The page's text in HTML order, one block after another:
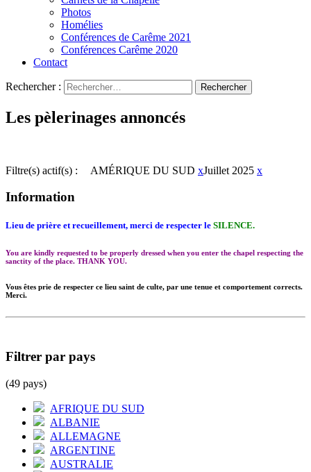
Photos
Homélies
Conférences de Carême 2021
Conférences Carême 2020
Contact
Rechercher :
Les pèlerinages annoncés
Filtre(s) actif(s) : AMÉRIQUE DU SUD xJuillet 2025 x
Information
Lieu de prière et recueillement, merci de respecter le SILENCE.
You are kindly requested to be properly dressed when you enter the chapel respecting the
sanctity of the place. THANK YOU.
Vous êtes prie de respecter ce lieu saint de culte, par une tenue et comportement corrects.
Merci.
Filtrer par pays
(49 pays)
AFRIQUE DU SUD
ALBANIE
ALLEMAGNE
ARGENTINE
AUSTRALIE